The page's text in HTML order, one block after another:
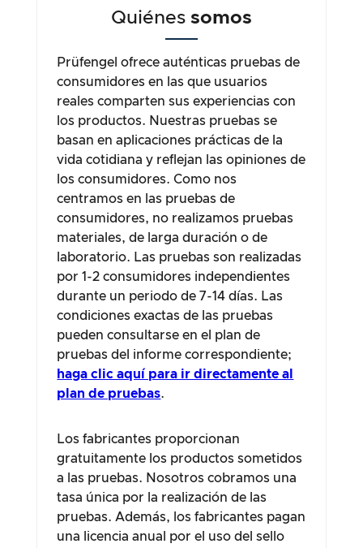
Quiénes somos
Prüfengel ofrece auténticas pruebas de
consumidores en las que usuarios
reales comparten sus experiencias con
los productos. Nuestras pruebas se
basan en aplicaciones prácticas de la
vida cotidiana y reflejan las opiniones de
los consumidores. Como nos
centramos en las pruebas de
consumidores, no realizamos pruebas
materiales, de larga duración o de
laboratorio. Las pruebas son realizadas
por 1-2 consumidores independientes
durante un periodo de 7-14 días. Las
condiciones exactas de las pruebas
pueden consultarse en el plan de
pruebas del informe correspondiente;
haga clic aquí para ir directamente al
plan de pruebas.
Los fabricantes proporcionan
gratuitamente los productos sometidos
a las pruebas. Nosotros cobramos una
tasa única por la realización de las
pruebas. Además, los fabricantes pagan
una licencia anual por el uso del sello